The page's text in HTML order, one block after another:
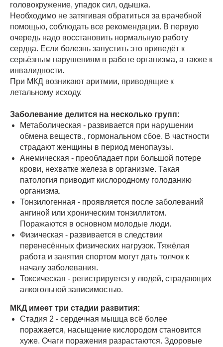
головокружение, упадок сил, одышка.
Необходимо не затягивая обратиться за врачебной
помощью, соблюдать все рекомендации. В первую
очередь надо восстановить нормальную работу
сердца. Если болезнь запустить это приведёт к
серьёзным нарушениям в работе организма, а также к
инвалидности.
При МКД возникают аритмии, приводящие к
летальному исходу.
Заболевание делится на несколько групп:
Метаболическая - развивается при нарушении
обмена веществ., гормональном сбое. В частности
страдают женщины в период менопаузы.
Анемическая - преобладает при большой потере
крови, нехватке железа в организме. Такая
патология приводит кислородному голоданию
организма.
Тонзилогенная - проявляется после заболеваний
ангиной или хроническим тонзиллитом.
Поражаются в основном молодые люди.
Физическая - развивается в следствии
перенесённых физических нагрузок. Тяжёлая
работа и занятия спортом могут дать толчок к
началу заболевания.
Токсическая - регистрируется у людей, страдающих
алкогольной зависимостью.
МКД имеет три стадии развития:
Стадия 2 - сердечная мышца всё более
поражается, насыщение кислородом становится
хуже. Очаги поражения разрастаются. Здоровые